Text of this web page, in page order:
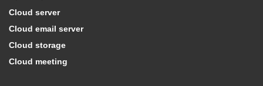
Cloud server
Cloud email server
Cloud storage
Cloud meeting